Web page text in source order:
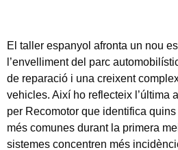
El taller espanyol afronta un nou
l’envelliment del parc
de reparació i una creixent
vehicles. Així ho reflecteix l’última
per Recomotor que identifica
més comunes durant la primera
sistemes concentren més